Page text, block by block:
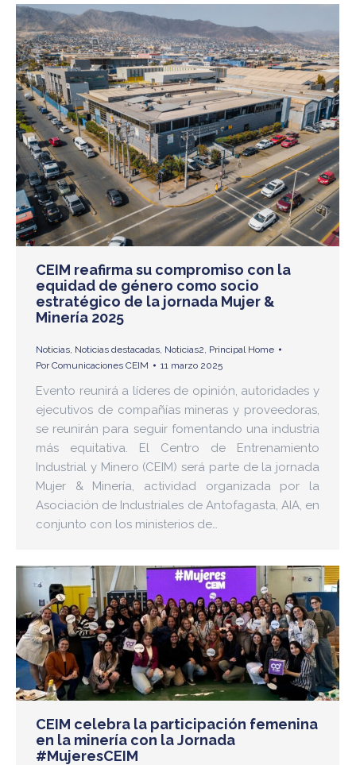
CEIM reafirma su compromiso con la
equidad de género como socio
estratégico de la jornada Mujer &
Minería 2025
Noticias, Noticias destacadas, Noticias2, Principal Home
PorComunicaciones CEIM 11 marzo 2025
Evento reunirá a líderes de opinión, autoridades y
ejecutivos de compañías mineras y proveedoras,
se reunirán para seguir fomentando una industria
más equitativa. El Centro de Entrenamiento
Industrial y Minero (CEIM) será parte de la jornada
Mujer & Minería, actividad organizada por la
Asociación de Industriales de Antofagasta, AIA, en
conjunto con los ministerios de…
CEIM celebra la participación femenina
en la minería con la Jornada
#MujeresCEIM